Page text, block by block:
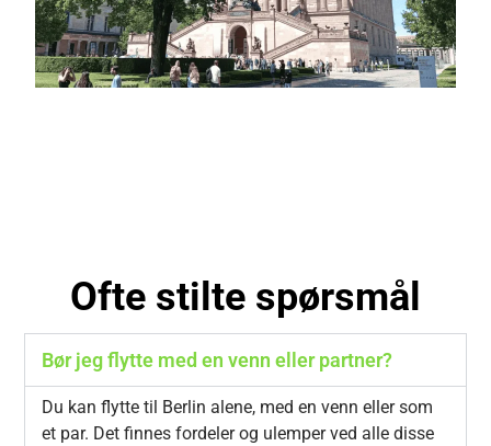
Ofte stilte spørsmål
Bør jeg flytte med en venn eller partner?
Du kan flytte til Berlin alene, med en venn eller som
et par. Det finnes fordeler og ulemper ved alle disse